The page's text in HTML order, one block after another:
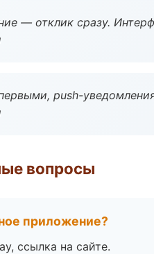
— отклик сразу.
push-
вопросы
приложение?
ссылка на сайте.